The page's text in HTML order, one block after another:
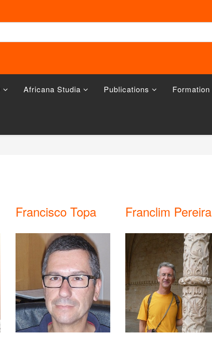
Africana Studia Publications Formation
Francisco Topa Franclim Pereira